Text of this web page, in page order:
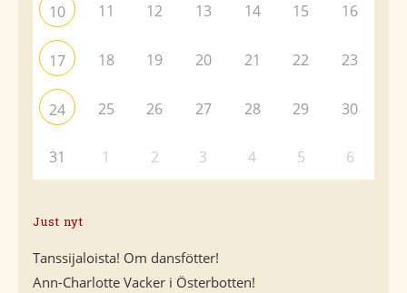
10 11 12 13 14 15 16
17 18 19 20 21 22 23
24 25 26 27 28 29 30
31 1 2 3 4 5 6
Just nyt
Tanssijaloista! Om dansfötter!
Ann-Charlotte Vacker i Österbotten!